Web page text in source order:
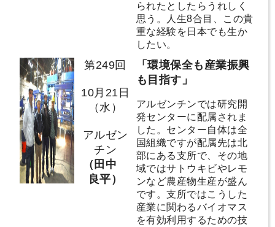
られたとしたらうれしく
思う。人生8合目、この貴
重な経験を日本でも生か
したい。
第249回
10月21日
（水）
アルゼン
チン
（田中
良平）
「環境保全も産業振興
も目指す」
アルゼンチンでは研究開
発センターに配属されま
した。センター自体は全
国組織ですが配属先は北
部にある支所で、その地
域ではサトウキビやレモ
ンなど農産物生産が盛ん
です。支所ではこうした
産業に関わるバイオマス
を有効利用するための技